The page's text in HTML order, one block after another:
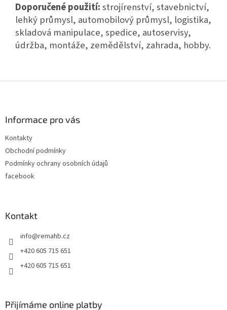
Doporučené použití:strojírenství, stavebnictví,
lehký průmysl, automobilový průmysl, logistika,
skladová manipulace, spedice, autoservisy,
údržba, montáže, zemědělství, zahrada, hobby.
Informace pro vás
Kontakty
Obchodní podmínky
Podmínky ochrany osobních údajů
facebook
Kontakt
info@remahb.cz
+420 605 715 651
+420 605 715 651
Přijímáme online platby